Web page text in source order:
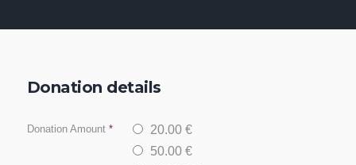
Donation details
Donation Amount *
20.00 €
50.00 €